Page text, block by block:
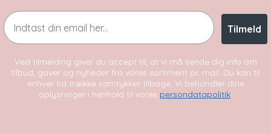
Email
Tilmeld
Ved tilmelding giver du accept til, at vi må sende dig info om
tilbud, gaver og nyheder fra vores sortiment pr. mail. Du kan til
enhver tid trække samtykket tilbage. Vi behandler dine
oplysninger i henhold til vores persondatapolitik.